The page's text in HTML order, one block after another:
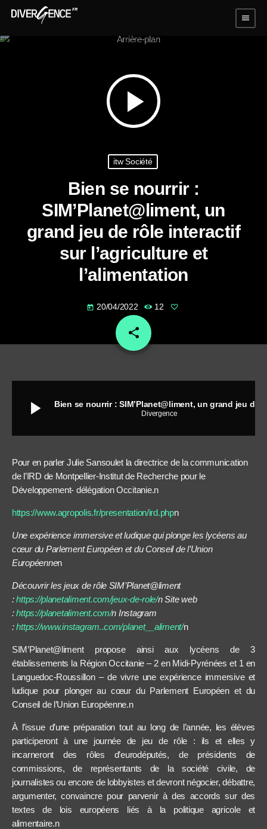
menu
play_arrow
itw Société
Bien se nourrir :
SIM’Planet@liment, un
grand jeu de rôle interactif
sur l’agriculture et
l’alimentation
today 20/04/2022 12
share
email
play_arrow Divergence
Pour en parler Julie Sansoulet la directrice de la communication
de l’IRD de Montpellier-Institut de Recherche pour le
Développement- délégation Occitanie.n
https://www.agropolis.fr/presentation/ird.phpn
Une expérience immersive et ludique qui plonge les lycéens au
cœur du Parlement Européen et du Conseil de l’Union
Européennen
Découvrir les jeux de rôle SIM’Planet@liment
:https://planetaliment.com/jeux-de-role/n Site web
:https://planetaliment.com/n Instagram
:https://www.instagram..com/planet__aliment/n
SIM’Planet@liment propose ainsi aux lycéens de 3
établissements la Région Occitanie – 2 en Midi-Pyrénées et 1 en
Languedoc-Roussillon – de vivre une expérience immersive et
ludique pour plonger au cœur du Parlement Européen et du
Conseil de l’Union Européenne.n
À l’issue d’une préparation tout au long de l’année, les élèves
participeront à une journée de jeu de rôle : ils et elles y
incarneront des rôles d’eurodéputés, de présidents de
commissions, de représentants de la société civile, de
journalistes ou encore de lobbyistes et devront négocier, débattre,
argumenter, convaincre pour parvenir à des accords sur des
textes de lois européens liés à la politique agricole et
alimentaire.n